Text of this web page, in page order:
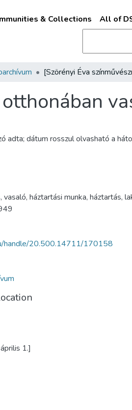
& Collections All of
adta; dátum rosszul olvasható a
, vasaló, háztartási munka, háztartás,
handle/20.500.14711/170158
1.]